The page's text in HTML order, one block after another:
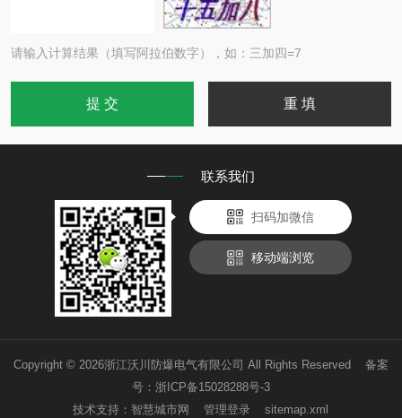
请输入计算结果（填写阿拉伯数字），如：三加四=7
联系我们
扫码加微信
移动端浏览
Copyright © 2026浙江沃川防爆电气有限公司 All Rights Reserved 备案
号： 浙ICP备15028288号-3
技术支持： 智慧城市网 管理登录 sitemap.xml